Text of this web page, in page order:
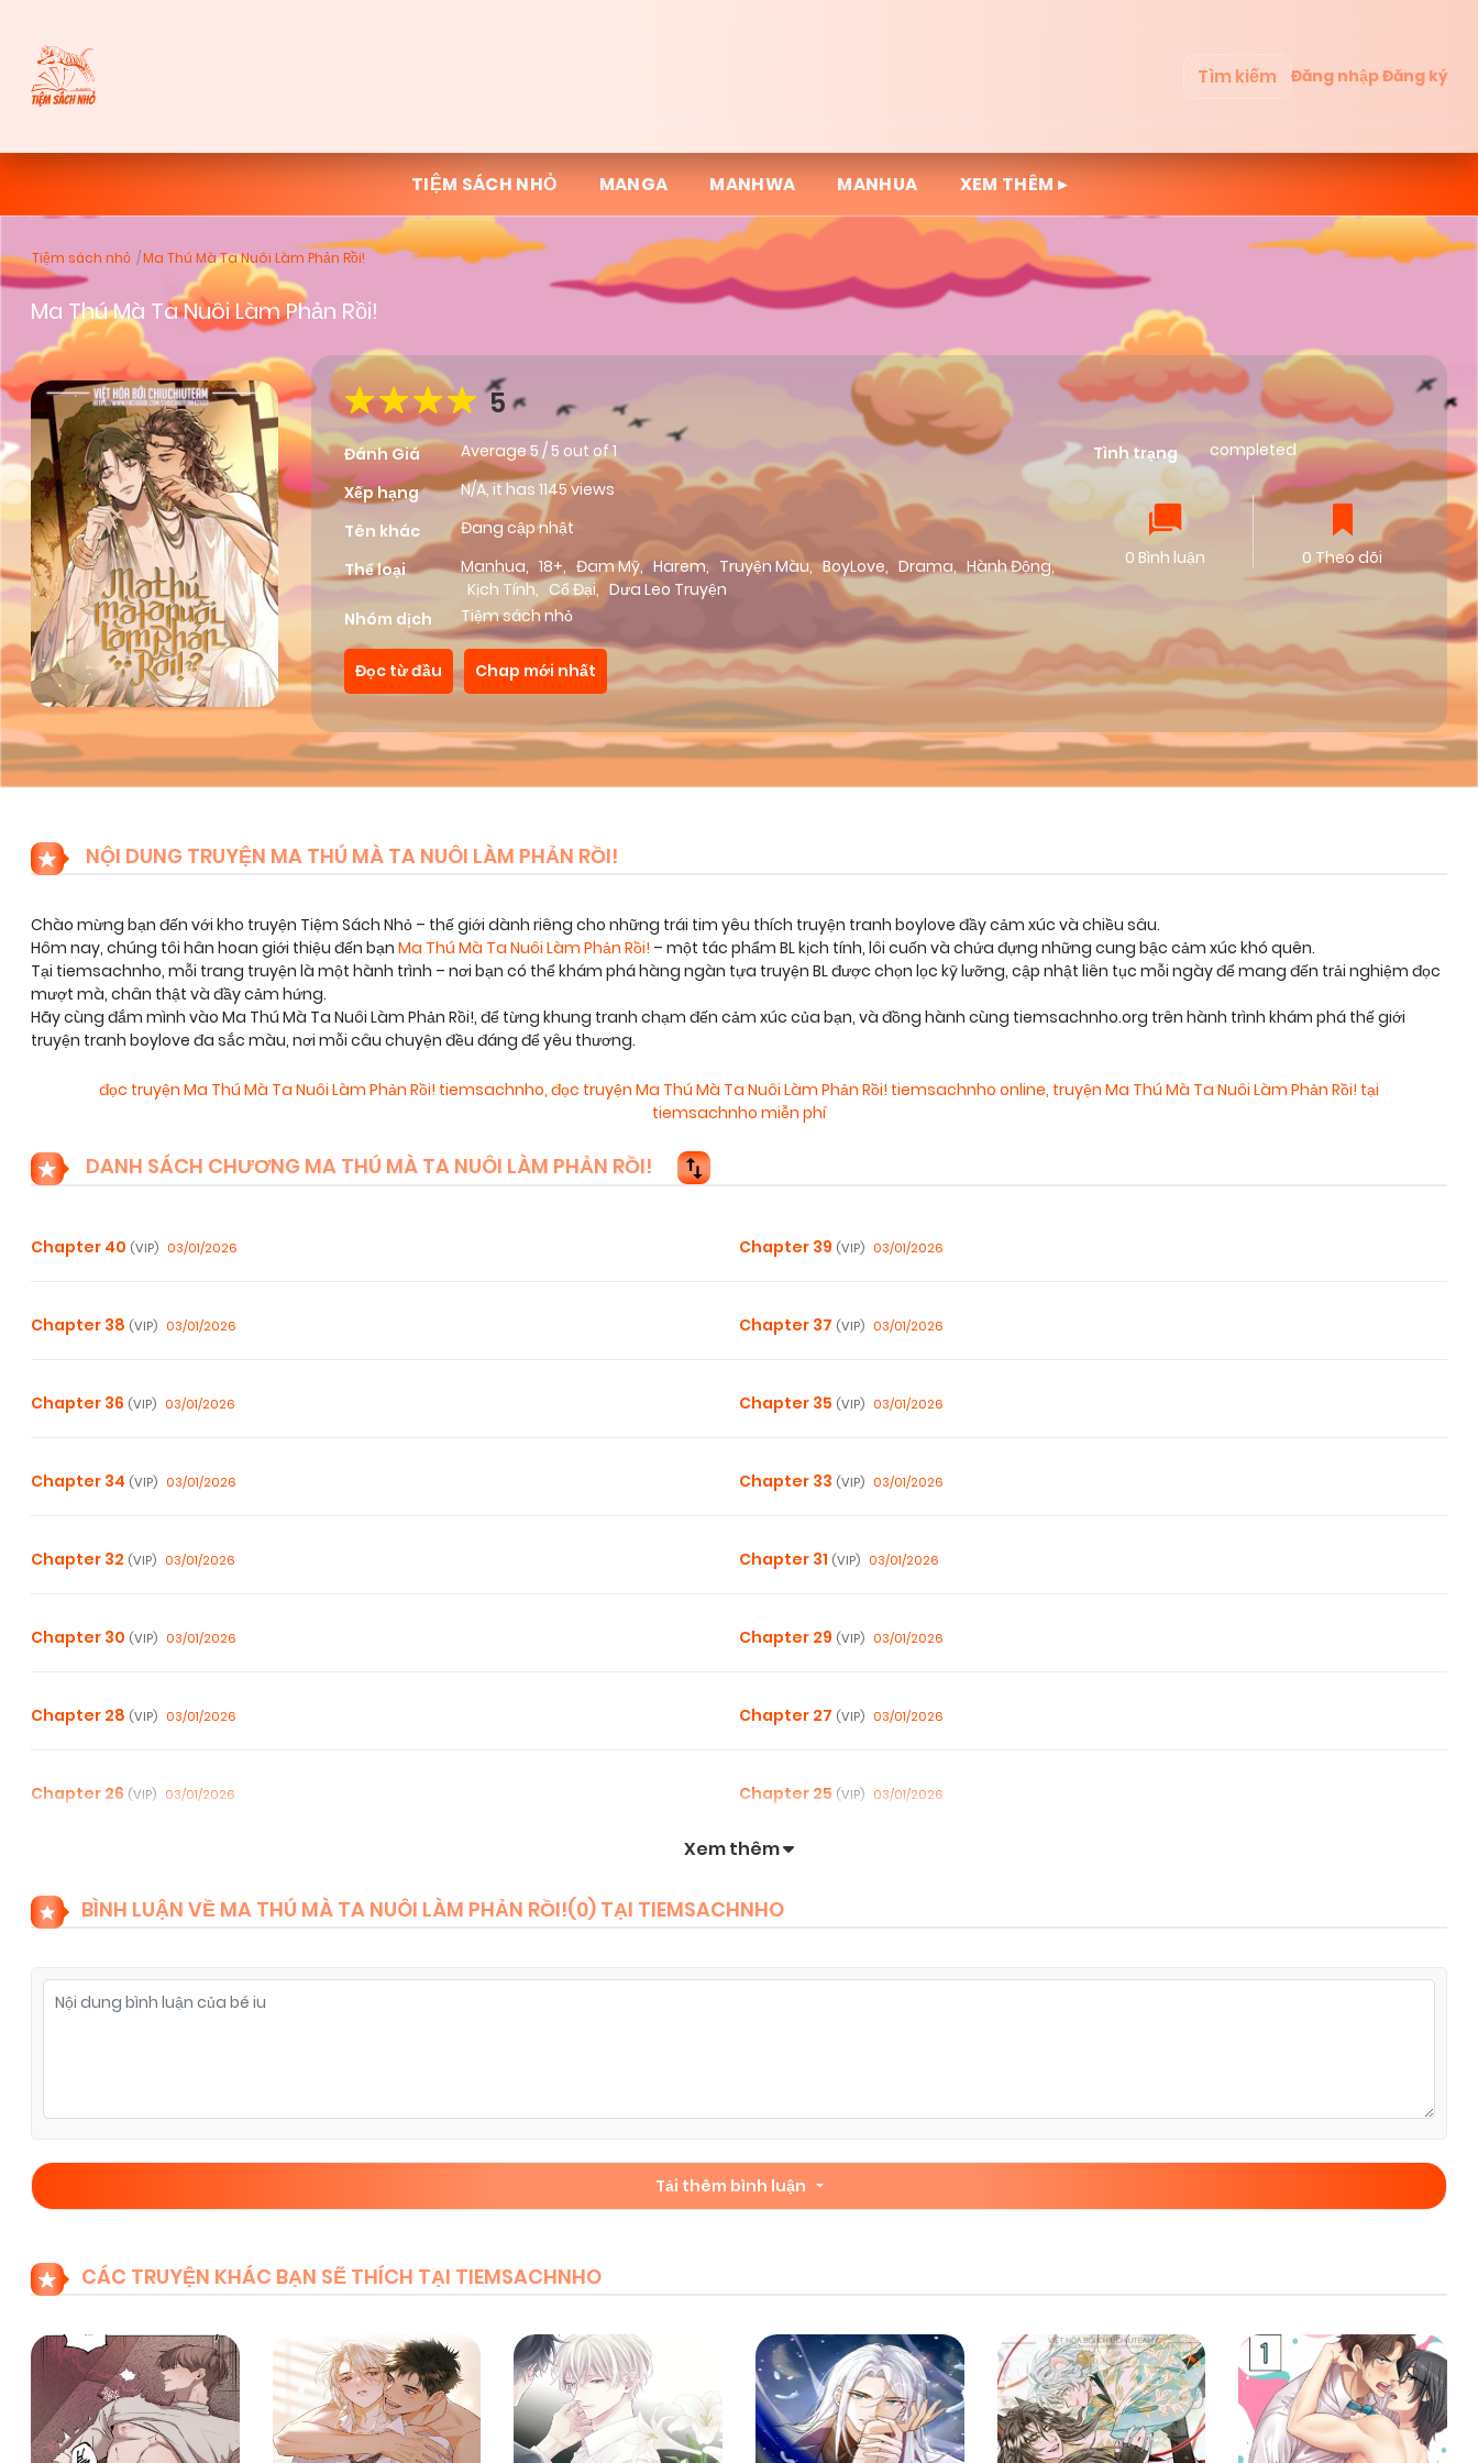
Tìm kiếm Đăng nhậpĐăng ký
TIỆM SÁCH NHỎ MANGA MANHWA MANHUA XEM THÊM ▸
Tiệm sách nhỏ Ma Thú Mà Ta Nuôi Làm Phản Rồi!
Ma Thú Mà Ta Nuôi Làm Phản Rồi!
5
Đánh Giá Average5 /5 out of1
Xếp hạng
N/A, it has 1145 views
Tên khác
Đang cập nhật
Thể loại
Manhua, 18+, Đam Mỹ, Harem, Truyện Màu, BoyLove, Drama, Hành Động,
Kịch Tính, Cổ Đại, Dưa Leo Truyện
Nhóm dịch
Tiệm sách nhỏ
Tình trạng completed
0 Bình luận 0 Theo dõi
Đọc từ đầu Chap mới nhất
NỘI DUNG TRUYỆN MA THÚ MÀ TA NUÔI LÀM PHẢN RỒI!
Chào mừng bạn đến với kho truyện Tiệm Sách Nhỏ – thế giới dành riêng cho những trái tim yêu thích truyện tranh boylove đầy cảm xúc và chiều sâu.
Hôm nay, chúng tôi hân hoan giới thiệu đến bạn Ma Thú Mà Ta Nuôi Làm Phản Rồi! – một tác phẩm BL kịch tính, lôi cuốn và chứa đựng những cung bậc cảm xúc khó quên.
Tại tiemsachnho, mỗi trang truyện là một hành trình – nơi bạn có thể khám phá hàng ngàn tựa truyện BL được chọn lọc kỹ lưỡng, cập nhật liên tục mỗi ngày để mang đến trải nghiệm đọc
mượt mà, chân thật và đầy cảm hứng.
Hãy cùng đắm mình vào Ma Thú Mà Ta Nuôi Làm Phản Rồi!, để từng khung tranh chạm đến cảm xúc của bạn, và đồng hành cùng tiemsachnho.org trên hành trình khám phá thế giới
truyện tranh boylove đa sắc màu, nơi mỗi câu chuyện đều đáng để yêu thương.
đọc truyện Ma Thú Mà Ta Nuôi Làm Phản Rồi! tiemsachnho, đọc truyện Ma Thú Mà Ta Nuôi Làm Phản Rồi! tiemsachnho online, truyện Ma Thú Mà Ta Nuôi Làm Phản Rồi! tại
tiemsachnho miễn phí
DANH SÁCH CHƯƠNG MA THÚ MÀ TA NUÔI LÀM PHẢN RỒI!
Chapter 40 (VIP) 03/01/2026 Chapter 39 (VIP) 03/01/2026
Chapter 38 (VIP) 03/01/2026 Chapter 37 (VIP) 03/01/2026
Chapter 36 (VIP) 03/01/2026 Chapter 35 (VIP) 03/01/2026
Chapter 34 (VIP) 03/01/2026 Chapter 33 (VIP) 03/01/2026
Chapter 32 (VIP) 03/01/2026 Chapter 31 (VIP) 03/01/2026
Chapter 30 (VIP) 03/01/2026 Chapter 29 (VIP) 03/01/2026
Chapter 28 (VIP) 03/01/2026 Chapter 27 (VIP) 03/01/2026
Chapter 26 (VIP) 03/01/2026 Chapter 25 (VIP) 03/01/2026
Chapter 16 Chapter 15
Chapter 14 03/01/2026
Chapter 12(VIP) 03/01/2026 Chapter 11 (VIP) 03/01/2026
Chapter 10(VIP) 03/01/2026 Chapter 9(VIP) 03/01/2026
Xem thêm
BÌNH LUẬN VỀ MA THÚ MÀ TA NUÔI LÀM PHẢN RỒI!(0) TẠI TIEMSACHNHO
Tải thêm bình luận
CÁC TRUYỆN KHÁC BẠN SẼ THÍCH TẠI TIEMSACHNHO